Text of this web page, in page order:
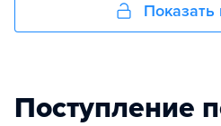
Показать
Поступление